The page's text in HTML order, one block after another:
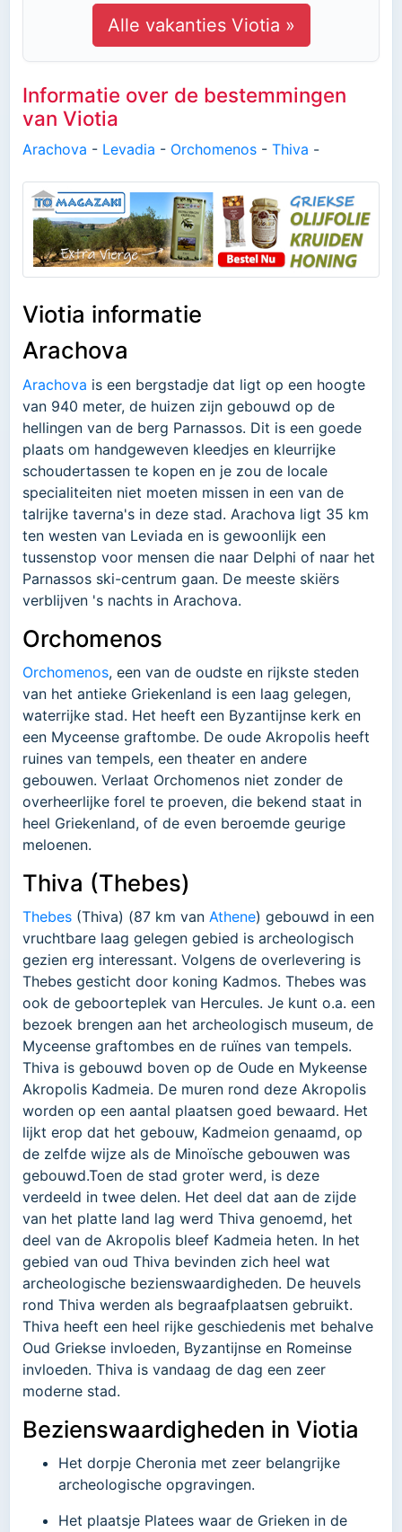
Alle vakanties Viotia »
Informatie over de bestemmingen
van Viotia
Arachova - Levadia - Orchomenos - Thiva -
Viotia informatie
Arachova
Arachova is een bergstadje dat ligt op een hoogte
van 940 meter, de huizen zijn gebouwd op de
hellingen van de berg Parnassos. Dit is een goede
plaats om handgeweven kleedjes en kleurrijke
schoudertassen te kopen en je zou de locale
specialiteiten niet moeten missen in een van de
talrijke taverna's in deze stad. Arachova ligt 35 km
ten westen van Leviada en is gewoonlijk een
tussenstop voor mensen die naar Delphi of naar het
Parnassos ski-centrum gaan. De meeste skiërs
verblijven 's nachts in Arachova.
Orchomenos
Orchomenos, een van de oudste en rijkste steden
van het antieke Griekenland is een laag gelegen,
waterrijke stad. Het heeft een Byzantijnse kerk en
een Myceense graftombe. De oude Akropolis heeft
ruines van tempels, een theater en andere
gebouwen. Verlaat Orchomenos niet zonder de
overheerlijke forel te proeven, die bekend staat in
heel Griekenland, of de even beroemde geurige
meloenen.
Thiva (Thebes)
Thebes (Thiva) (87 km van Athene) gebouwd in een
vruchtbare laag gelegen gebied is archeologisch
gezien erg interessant. Volgens de overlevering is
Thebes gesticht door koning Kadmos. Thebes was
ook de geboorteplek van Hercules. Je kunt o.a. een
bezoek brengen aan het archeologisch museum, de
Myceense graftombes en de ruïnes van tempels.
Thiva is gebouwd boven op de Oude en Mykeense
Akropolis Kadmeia. De muren rond deze Akropolis
worden op een aantal plaatsen goed bewaard. Het
lijkt erop dat het gebouw, Kadmeion genaamd, op
de zelfde wijze als de Minoïsche gebouwen was
gebouwd.Toen de stad groter werd, is deze
verdeeld in twee delen. Het deel dat aan de zijde
van het platte land lag werd Thiva genoemd, het
deel van de Akropolis bleef Kadmeia heten. In het
gebied van oud Thiva bevinden zich heel wat
archeologische bezienswaardigheden. De heuvels
rond Thiva werden als begraafplaatsen gebruikt.
Thiva heeft een heel rijke geschiedenis met behalve
Oud Griekse invloeden, Byzantijnse en Romeinse
invloeden. Thiva is vandaag de dag een zeer
moderne stad.
Bezienswaardigheden in Viotia
Het dorpje Cheronia met zeer belangrijke
archeologische opgravingen.
Het plaatsje Platees waar de Grieken in de